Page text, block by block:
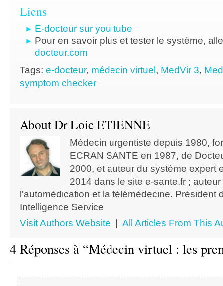
Liens
E-docteur sur you tube
Pour en savoir plus et tester le système,
docteur.com
Tags: e-docteur, médecin virtuel, MedVir 3,
symptom checker
About Dr Loic ETIENNE
Médecin urgentiste depuis 1980,
ECRAN SANTE en 1987, de
2000, et auteur du système expert
2014 dans le site e-sante.fr ;
l'automédication et la télémédecine. Président
Intelligence Service
Visit Authors Website | All Articles From This
4 Réponses à “Médecin virtuel : les